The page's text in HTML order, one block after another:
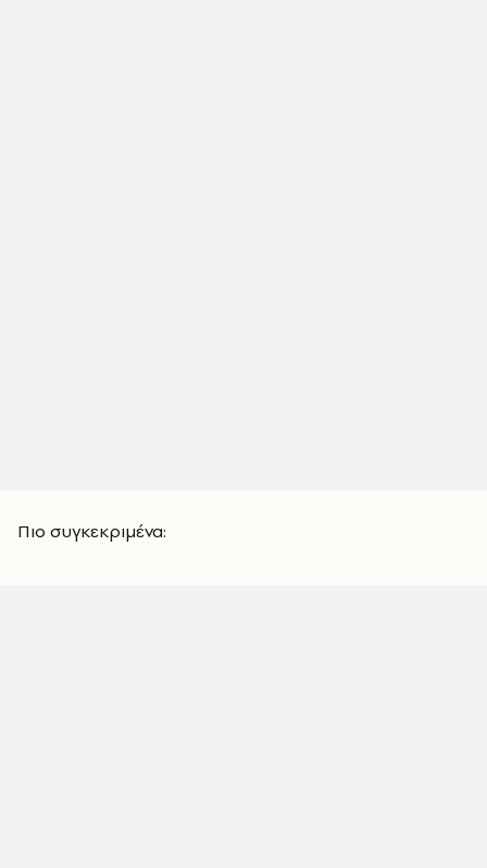
Πιο συγκεκριμένα: